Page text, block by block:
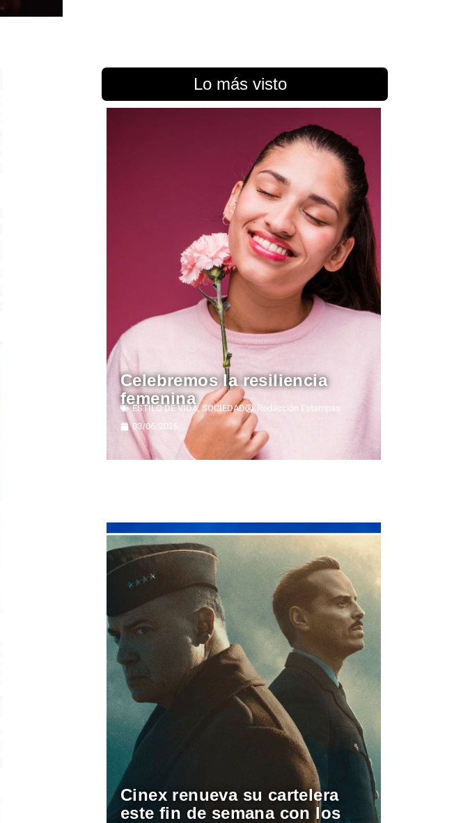
Lo más visto
Celebremos la resiliencia
femenina
ESTILO DE VIDA,SOCIEDAD
Redacción Estampas
03/06/2026
Cinex renueva su cartelera
este fin de semana con los